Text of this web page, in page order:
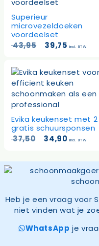
Superieur
microvezeldoeken
voordeelset
43,95
43,95.
39,75 Huidige
39,75.
incl. BTW
Evika keukenset met 2
gratis schuursponsen
37,50
34,90Huidige
incl. BTW
Heb je een vraag voor
niet vinden wat je
WhatsApp je